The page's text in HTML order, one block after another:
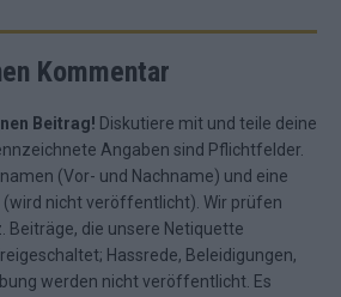
Kommentar
Beitrag! Diskutiere mit und teile deine
Angaben sind Pflichtfelder.
(Vor- und Nachname) und eine
(wird nicht veröffentlicht). Wir prüfen
Beiträge, die unsere Netiquette
Hassrede, Beleidigungen,
werden nicht veröffentlicht. Es